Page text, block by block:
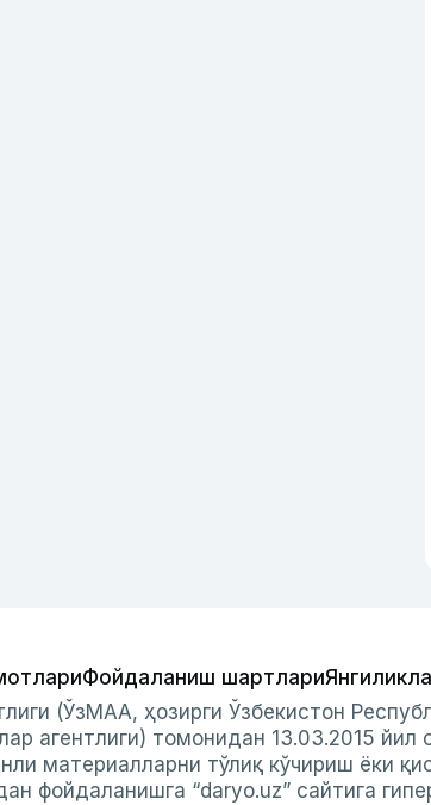
Фойдаланиш шартлари
(ЎзМАА, ҳозирги Ўзбекистон
агентлиги) томонидан 13.03.2015 йил
материалларни тўлиқ кўчириш ёки
фойдаланишга “daryo.uz” сайтига